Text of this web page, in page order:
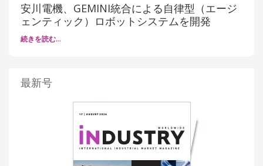
安川電機、GEMINI統合による自律型（エージ
ェンティック）ロボットシステムを開発
続きを読む…
最新号